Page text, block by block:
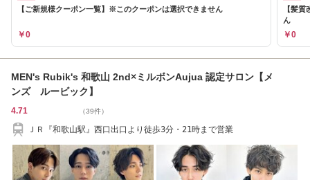
【ご新規様クーポン一覧】※このクーポンは選択できません
￥0
【髪
ん
￥0
MEN's Rubik's 和歌山 2nd×ミルボンAujua 認定サロン【メ
ンズ ルービック】
4.71 （39件）
ＪＲ『和歌山駅』西口出口より徒歩3分・21時まで営業